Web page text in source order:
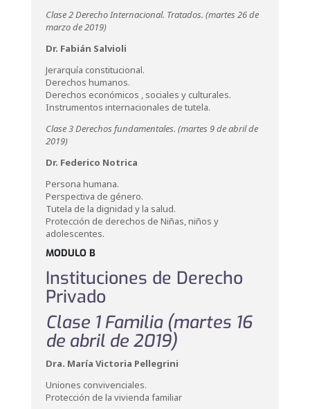
Clase 2 Derecho Internacional. Tratados. (martes 26 de
marzo de 2019)
Dr. Fabián Salvioli
Jerarquía constitucional.
Derechos humanos.
Derechos económicos , sociales y culturales.
Instrumentos internacionales de tutela.
Clase 3 Derechos fundamentales. (martes 9 de abril de
2019)
Dr. Federico Notrica
Persona humana.
Perspectiva de género.
Tutela de la dignidad y la salud.
Protección de derechos de Niñas, niños y
adolescentes.
MODULO B
Instituciones de Derecho
Privado
Clase 1 Familia (martes 16
de abril de 2019)
Dra. María Victoria Pellegrini
Uniones convivenciales.
Protección de la vivienda familiar